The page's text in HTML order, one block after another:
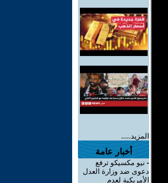
المزيد.....
أخبار عامة
- نيو مكسيكو ترفع
دعوى ضد وزارة العدل
الأمريكية لعدم